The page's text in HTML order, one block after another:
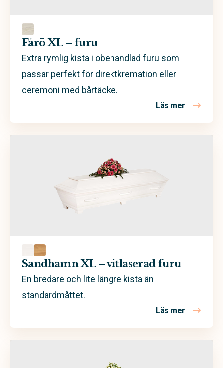
Spån- och MDF-skiva
Fårö XL – furu
Extra rymlig kista i obehandlad furu som
passar perfekt för direktkremation eller
ceremoni med bårtäcke.
Läs mer om Fårö
Sandhamn XL – vitlaserad furu
En bredare och lite längre kista än
standardmåttet.
Läs mer om